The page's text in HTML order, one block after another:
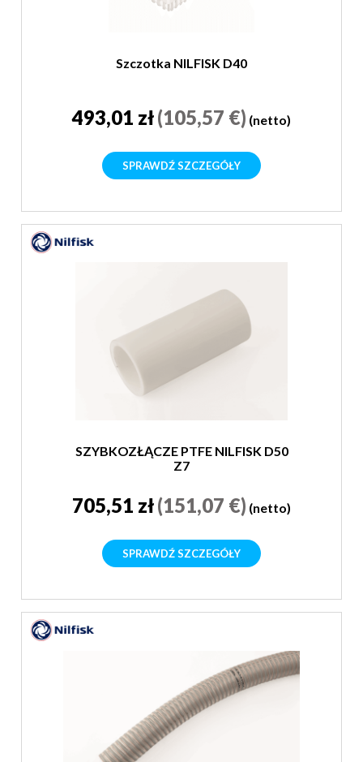
Szczotka NILFISK D40
493,01 zł(105,57 €) (netto)
SPRAWDŹ SZCZEGÓŁY
SZYBKOZŁĄCZE PTFE NILFISK D50
Z7
705,51 zł(151,07 €) (netto)
SPRAWDŹ SZCZEGÓŁY